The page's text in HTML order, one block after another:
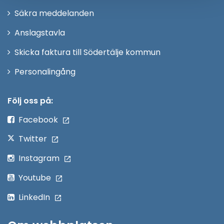
fönster
Säkra meddelanden
Anslagstavla
Skicka faktura till Södertälje kommun
PersonalingångÖppna
Följ oss på:
Facebook
Twitter
Instagram
Youtube
LinkedIn